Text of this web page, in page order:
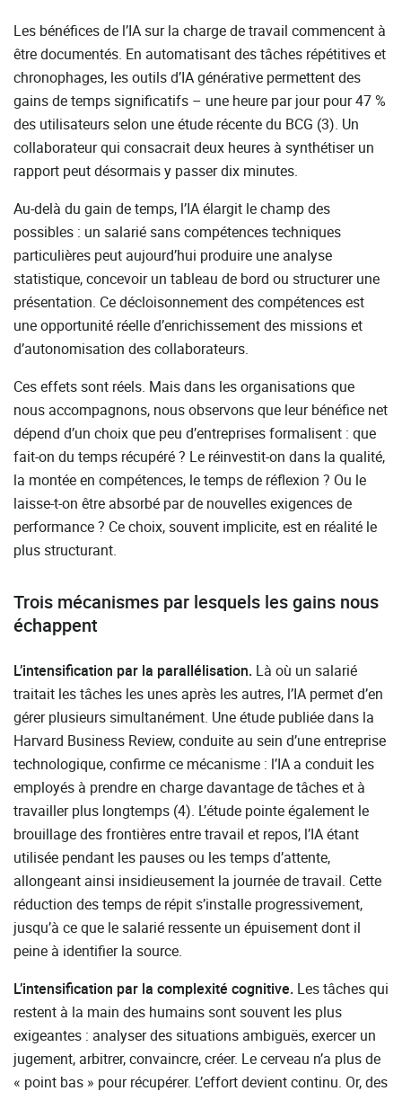
Les bénéfices de l’IA sur la charge de travail commencent à
être documentés. En automatisant des tâches répétitives et
chronophages, les outils d’IA générative permettent des
gains de temps significatifs – une heure par jour pour 47 %
des utilisateurs selon une étude récente du BCG (3). Un
collaborateur qui consacrait deux heures à synthétiser un
rapport peut désormais y passer dix minutes.
Au-delà du gain de temps, l’IA élargit le champ des
possibles : un salarié sans compétences techniques
particulières peut aujourd’hui produire une analyse
statistique, concevoir un tableau de bord ou structurer une
présentation. Ce décloisonnement des compétences est
une opportunité réelle d’enrichissement des missions et
d’autonomisation des collaborateurs.
Ces effets sont réels. Mais dans les organisations que
nous accompagnons, nous observons que leur bénéfice net
dépend d’un choix que peu d’entreprises formalisent : que
fait-on du temps récupéré ? Le réinvestit-on dans la qualité,
la montée en compétences, le temps de réflexion ? Ou le
laisse-t-on être absorbé par de nouvelles exigences de
performance ? Ce choix, souvent implicite, est en réalité le
plus structurant.
Trois mécanismes par lesquels les gains nous
échappent
L’intensification par la parallélisation. Là où un salarié
traitait les tâches les unes après les autres, l’IA permet d’en
gérer plusieurs simultanément. Une étude publiée dans la
Harvard Business Review, conduite au sein d’une entreprise
technologique, confirme ce mécanisme : l’IA a conduit les
employés à prendre en charge davantage de tâches et à
travailler plus longtemps (4). L’étude pointe également le
brouillage des frontières entre travail et repos, l’IA étant
utilisée pendant les pauses ou les temps d’attente,
allongeant ainsi insidieusement la journée de travail. Cette
réduction des temps de répit s’installe progressivement,
jusqu’à ce que le salarié ressente un épuisement dont il
peine à identifier la source.
L’intensification par la complexité cognitive. Les tâches qui
restent à la main des humains sont souvent les plus
exigeantes : analyser des situations ambiguës, exercer un
jugement, arbitrer, convaincre, créer. Le cerveau n’a plus de
« point bas » pour récupérer. L’effort devient continu. Or, des